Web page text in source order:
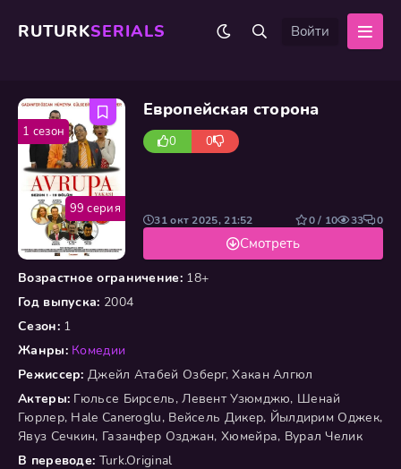
RUTURKSERIALS Войти
Европейская сторона
0 0
Возрастное ограничение:18+
Год выпуска: 2004
Сезон:1
Жанры: Комедии
Режиссер: Джейл Атабей Озберг, Хакан Алгюл
Актеры: Гюльсе Бирсель, Левент Узюмджю, Шенай
Гюрлер, Hale Caneroglu, Вейсель Дикер, Йылдирим Оджек,
Явуз Сечкин, Газанфер Озджан, Хюмейра, Вурал Челик
В переводе: Turk.Original
Смотреть
31 окт 2025, 21:52 0 / 10 33 0
99 серия
1 сезон